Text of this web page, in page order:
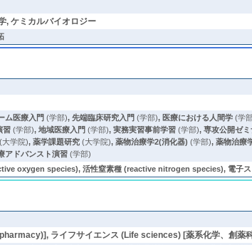
, ケミカルバイオロジー
ム医療入門 (学部),先端臨床研究入門 (学部), 医療における人間学 (学
習 (学部),地域医療入門 (学部),実務実習事前学習 (学部),専攻公開ゼ
(大学院),薬学課題研究 (大学院),薬物治療学2(消化器) (学部),薬物治療
アドバンスト演習 (学部)
oxygen species), 活性窒素種 (reactive nitrogen species), 電子
ライフサイエンス (Life sciences) [薬系化学、創